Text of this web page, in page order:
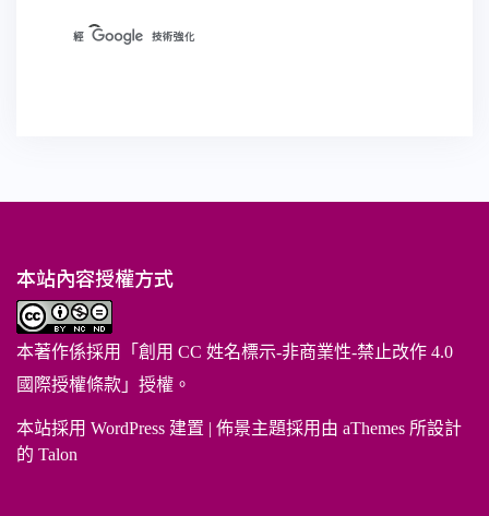
本站內容授權方式
本著作係採用「 創用 CC 姓名標示-非商業性-禁止改作 4.0
國際授權條款 」授權。
本站採用 WordPress 建置 | 佈景主題採用由 aThemes 所設計
的 Talon